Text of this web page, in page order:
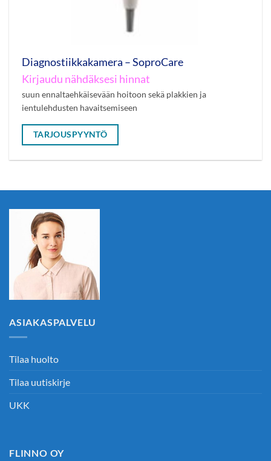
Diagnostiikkakamera – SoproCare
Kirjaudu nähdäksesi hinnat
suun ennaltaehkäisevään hoitoon sekä plakkien ja
ientulehdusten havaitsemiseen
TARJOUSPYYNTÖ
ASIAKASPALVELU
Tilaa huolto
Tilaa uutiskirje
UKK
FLINNO OY